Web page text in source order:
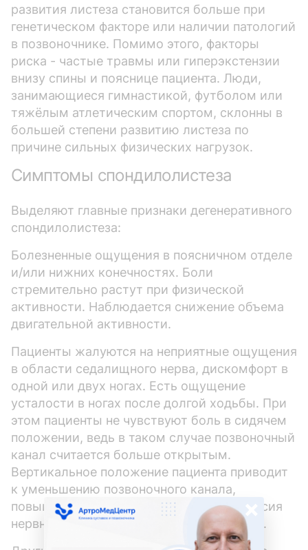
развития листеза становится больше при
генетическом факторе или наличии патологий
в позвоночнике. Помимо этого, факторы
риска - частые травмы или гиперэкстензии
внизу спины и пояснице пациента. Люди,
занимающиеся гимнастикой, футболом или
тяжёлым атлетическим спортом, склонны в
большей степени развитию листеза по
причине сильных физических нагрузок.
Симптомы спондилолистеза
Выделяют главные признаки дегенеративного
спондилолистеза:
Болезненные ощущения в поясничном отделе
и/или нижних конечностях. Боли
стремительно растут при физической
активности. Наблюдается снижение объема
двигательной активности.
Пациенты жалуются на неприятные ощущения
в области седалищного нерва, дискомфорт в
одной или двух ногах. Есть ощущение
усталости в ногах после долгой ходьбы. При
этом пациенты не чувствуют боль в сидячем
положении, ведь в таком случае позвоночный
канал считается больше открытым.
Вертикальное положение пациента приводит
к уменьшению позвоночного канала,
повышению стеноза. Возникает компрессия
нервных окончаний в спинальном канале.